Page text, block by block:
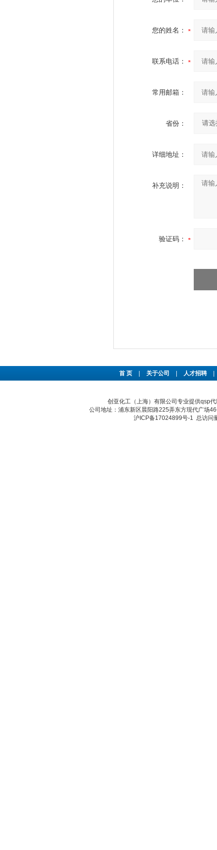
您的姓名：
联系电话：
常用邮箱：
省份：
详细地址：
补充说明：
验证码：
首 页 关于公司 人才招聘
创亚化工（上海）有限公司专业提供qsp
公司地址：浦东新区晨阳路225弄东方现代广场
沪ICP备17024899号-1 总访问